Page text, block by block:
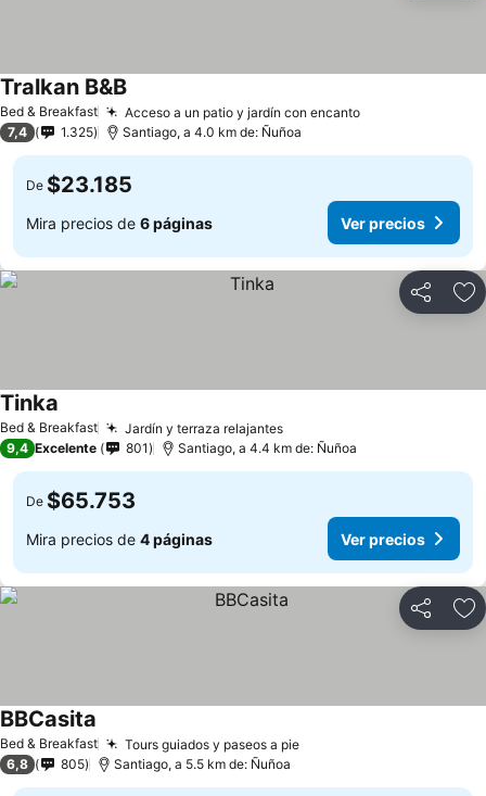
Bed & Breakfast Acceso a un patio y jardín con encanto
Tralkan B&B
7,4 1.325 Santiago, a 4.0 km de: Ñuñoa
De $23.185
Mira precios de 6 páginas Ver precios
Compartir
Bed & Breakfast Jardín y terraza relajantes
Tinka
9,4 Excelente 801 Santiago, a 4.4 km de: Ñuñoa
De $65.753
Mira precios de 4 páginas Ver precios
Compartir
Bed & Breakfast Tours guiados y paseos a pie
BBCasita
6,8 805 Santiago, a 5.5 km de: Ñuñoa